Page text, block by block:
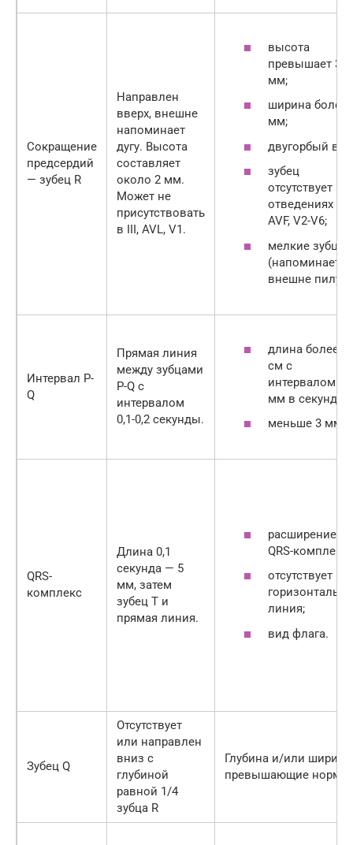
Сокращение
предсердий
— зубец R
Направлен
вверх, внешне
напоминает
дугу. Высота
составляет
около 2 мм.
Может не
присутствовать
в ΙΙΙ, AVL, V1.
высота
превышает 3
мм;
ширина более
мм;
двугорбый
зубец
отсутствует в
отведениях Ι-ΙΙ,
AVF, V2-V6;
мелкие зубцы
(напоминает
внешне пилу).
Интервал P-
Q
Прямая линия
между зубцами
P-Q c
интервалом
0,1-0,2 секунды.
длина более 1
см с
интервалом 50
мм в секунду;
меньше 3 мм.
QRS-
комплекс
Длина 0,1
секунда — 5
мм, затем
зубец Т и
прямая линия.
расширение
QRS-комплекс;
отсутствует
линия;
вид флага.
Зубец Q
Отсутствует
или направлен
вниз с
глубиной
равной 1/4
зубца R
Глубина и/или ширина,
превышающие норму